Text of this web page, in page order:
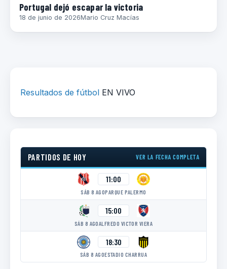
Portugal dejó escapar la victoria
18 de junio de 2026Mario Cruz Macías
Resultados de fútbol EN VIVO
PARTIDOS DE HOY VER LA FECHA COMPLETA
11:00
SÁB 8 AGOPARQUE PALERMO
15:00
SÁB 8 AGOALFREDO VICTOR VIERA
18:30
SÁB 8 AGOESTADIO CHARRUA